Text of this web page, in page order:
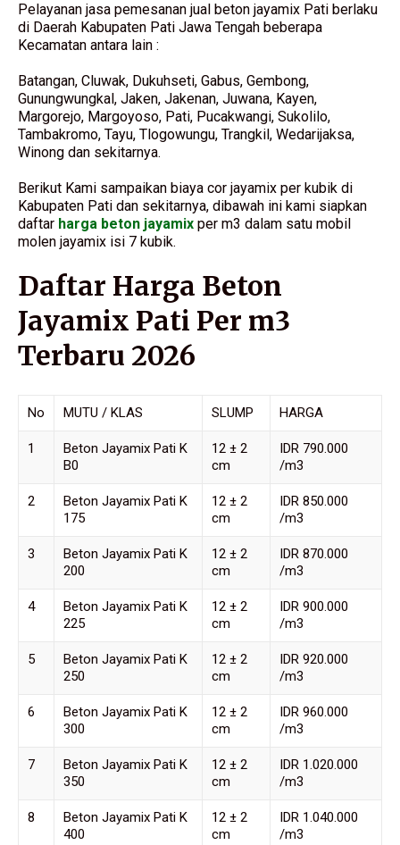
Pelayanan jasa pemesanan jual beton jayamix Pati berlaku
di Daerah Kabupaten Pati Jawa Tengah beberapa
Kecamatan antara lain :
Batangan, Cluwak, Dukuhseti, Gabus, Gembong,
Gunungwungkal, Jaken, Jakenan, Juwana, Kayen,
Margorejo, Margoyoso, Pati, Pucakwangi, Sukolilo,
Tambakromo, Tayu, Tlogowungu, Trangkil, Wedarijaksa,
Winong dan sekitarnya.
Berikut Kami sampaikan biaya cor jayamix per kubik di
Kabupaten Pati dan sekitarnya, dibawah ini kami siapkan
daftar harga beton jayamix per m3 dalam satu mobil
molen jayamix isi 7 kubik.
Daftar Harga Beton
Jayamix Pati Per m3
Terbaru 2026
No MUTU / KLAS SLUMP HARGA
1
Beton Jayamix Pati K
B0
12 ± 2
cm
IDR 790.000
/m3
2
Beton Jayamix Pati K
175
12 ± 2
cm
IDR 850.000
/m3
3
Beton Jayamix Pati K
200
12 ± 2
cm
IDR 870.000
/m3
4
Beton Jayamix Pati K
225
12 ± 2
cm
IDR 900.000
/m3
5
Beton Jayamix Pati K
250
12 ± 2
cm
IDR 920.000
/m3
6
Beton Jayamix Pati K
300
12 ± 2
cm
IDR 960.000
/m3
7
Beton Jayamix Pati K
350
12 ± 2
cm
IDR 1.020.000
/m3
8
Beton Jayamix Pati K
400
12 ± 2
cm
IDR 1.040.000
/m3